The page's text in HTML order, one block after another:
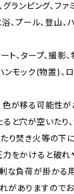
ランピング、ファ
、プール、登山、
ト、タープ、撮影
ンモック(物置)、ロ
が移る可能性が
と穴が空いたり
り焚き火等の下
力をかけると破れ
な負荷が掛かる
がありますのでお